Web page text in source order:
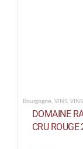
Bourgogne ,VINS,
DOMAINE
CRU